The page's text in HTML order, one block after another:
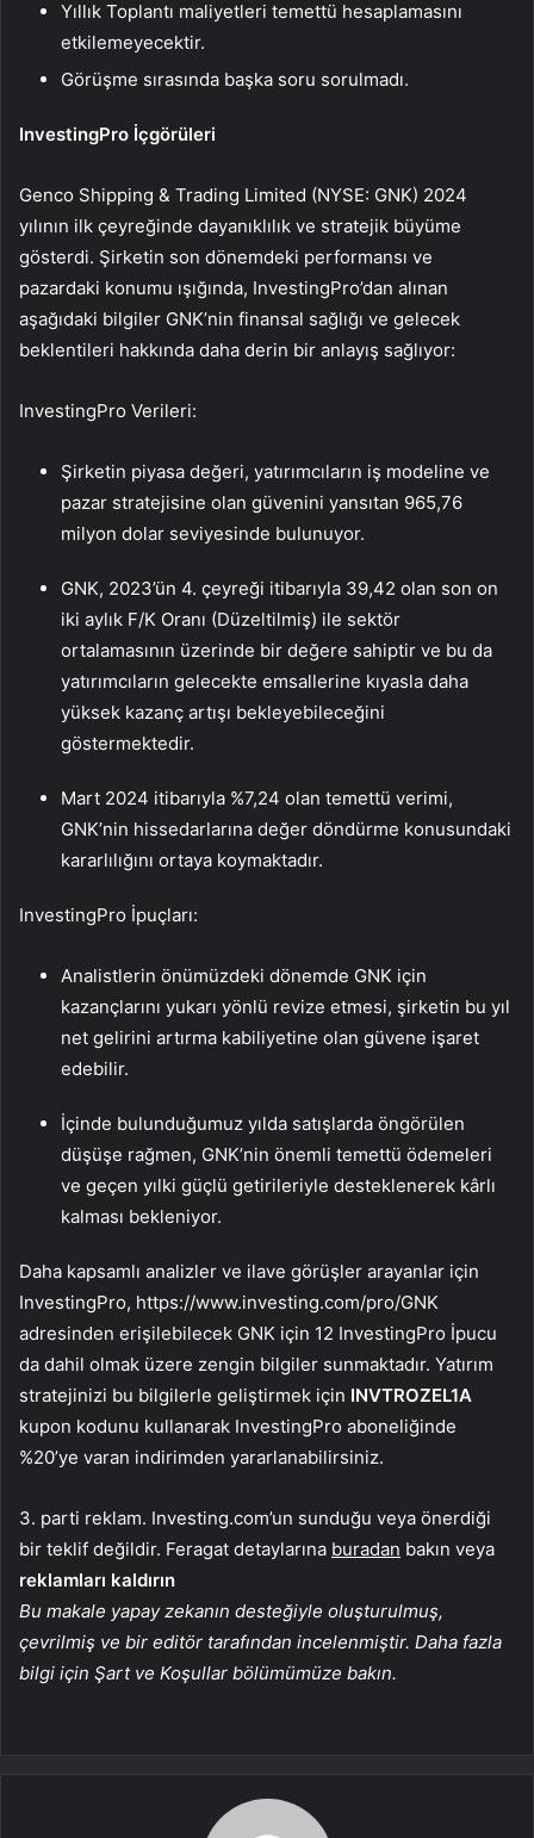
Yıllık Toplantı maliyetleri temettü hesaplamasını
etkilemeyecektir.
Görüşme sırasında başka soru sorulmadı.
InvestingPro İçgörüleri
Genco Shipping & Trading Limited (NYSE: GNK) 2024
yılının ilk çeyreğinde dayanıklılık ve stratejik büyüme
gösterdi. Şirketin son dönemdeki performansı ve
pazardaki konumu ışığında, InvestingPro’dan alınan
aşağıdaki bilgiler GNK’nin finansal sağlığı ve gelecek
beklentileri hakkında daha derin bir anlayış sağlıyor:
InvestingPro Verileri:
Şirketin piyasa değeri, yatırımcıların iş modeline ve
pazar stratejisine olan güvenini yansıtan 965,76
milyon dolar seviyesinde bulunuyor.
GNK, 2023’ün 4. çeyreği itibarıyla 39,42 olan son on
iki aylık F/K Oranı (Düzeltilmiş) ile sektör
ortalamasının üzerinde bir değere sahiptir ve bu da
yatırımcıların gelecekte emsallerine kıyasla daha
yüksek kazanç artışı bekleyebileceğini
göstermektedir.
Mart 2024 itibarıyla %7,24 olan temettü verimi,
GNK’nin hissedarlarına değer döndürme konusundaki
kararlılığını ortaya koymaktadır.
InvestingPro İpuçları:
Analistlerin önümüzdeki dönemde GNK için
kazançlarını yukarı yönlü revize etmesi, şirketin bu yıl
net gelirini artırma kabiliyetine olan güvene işaret
edebilir.
İçinde bulunduğumuz yılda satışlarda öngörülen
düşüşe rağmen, GNK’nin önemli temettü ödemeleri
ve geçen yılki güçlü getirileriyle desteklenerek kârlı
kalması bekleniyor.
Daha kapsamlı analizler ve ilave görüşler arayanlar için
InvestingPro, https://www.investing.com/pro/GNK
adresinden erişilebilecek GNK için 12 InvestingPro İpucu
da dahil olmak üzere zengin bilgiler sunmaktadır. Yatırım
stratejinizi bu bilgilerle geliştirmek için INVTROZEL1A
kupon kodunu kullanarak InvestingPro aboneliğinde
%20’ye varan indirimden yararlanabilirsiniz.
3. parti reklam. Investing.com’un sunduğu veya önerdiği
bir teklif değildir. Feragat detaylarına buradan bakın veya
reklamları kaldırın
Bu makale yapay zekanın desteğiyle oluşturulmuş,
çevrilmiş ve bir editör tarafından incelenmiştir. Daha fazla
bilgi için Şart ve Koşullar bölümümüze bakın.